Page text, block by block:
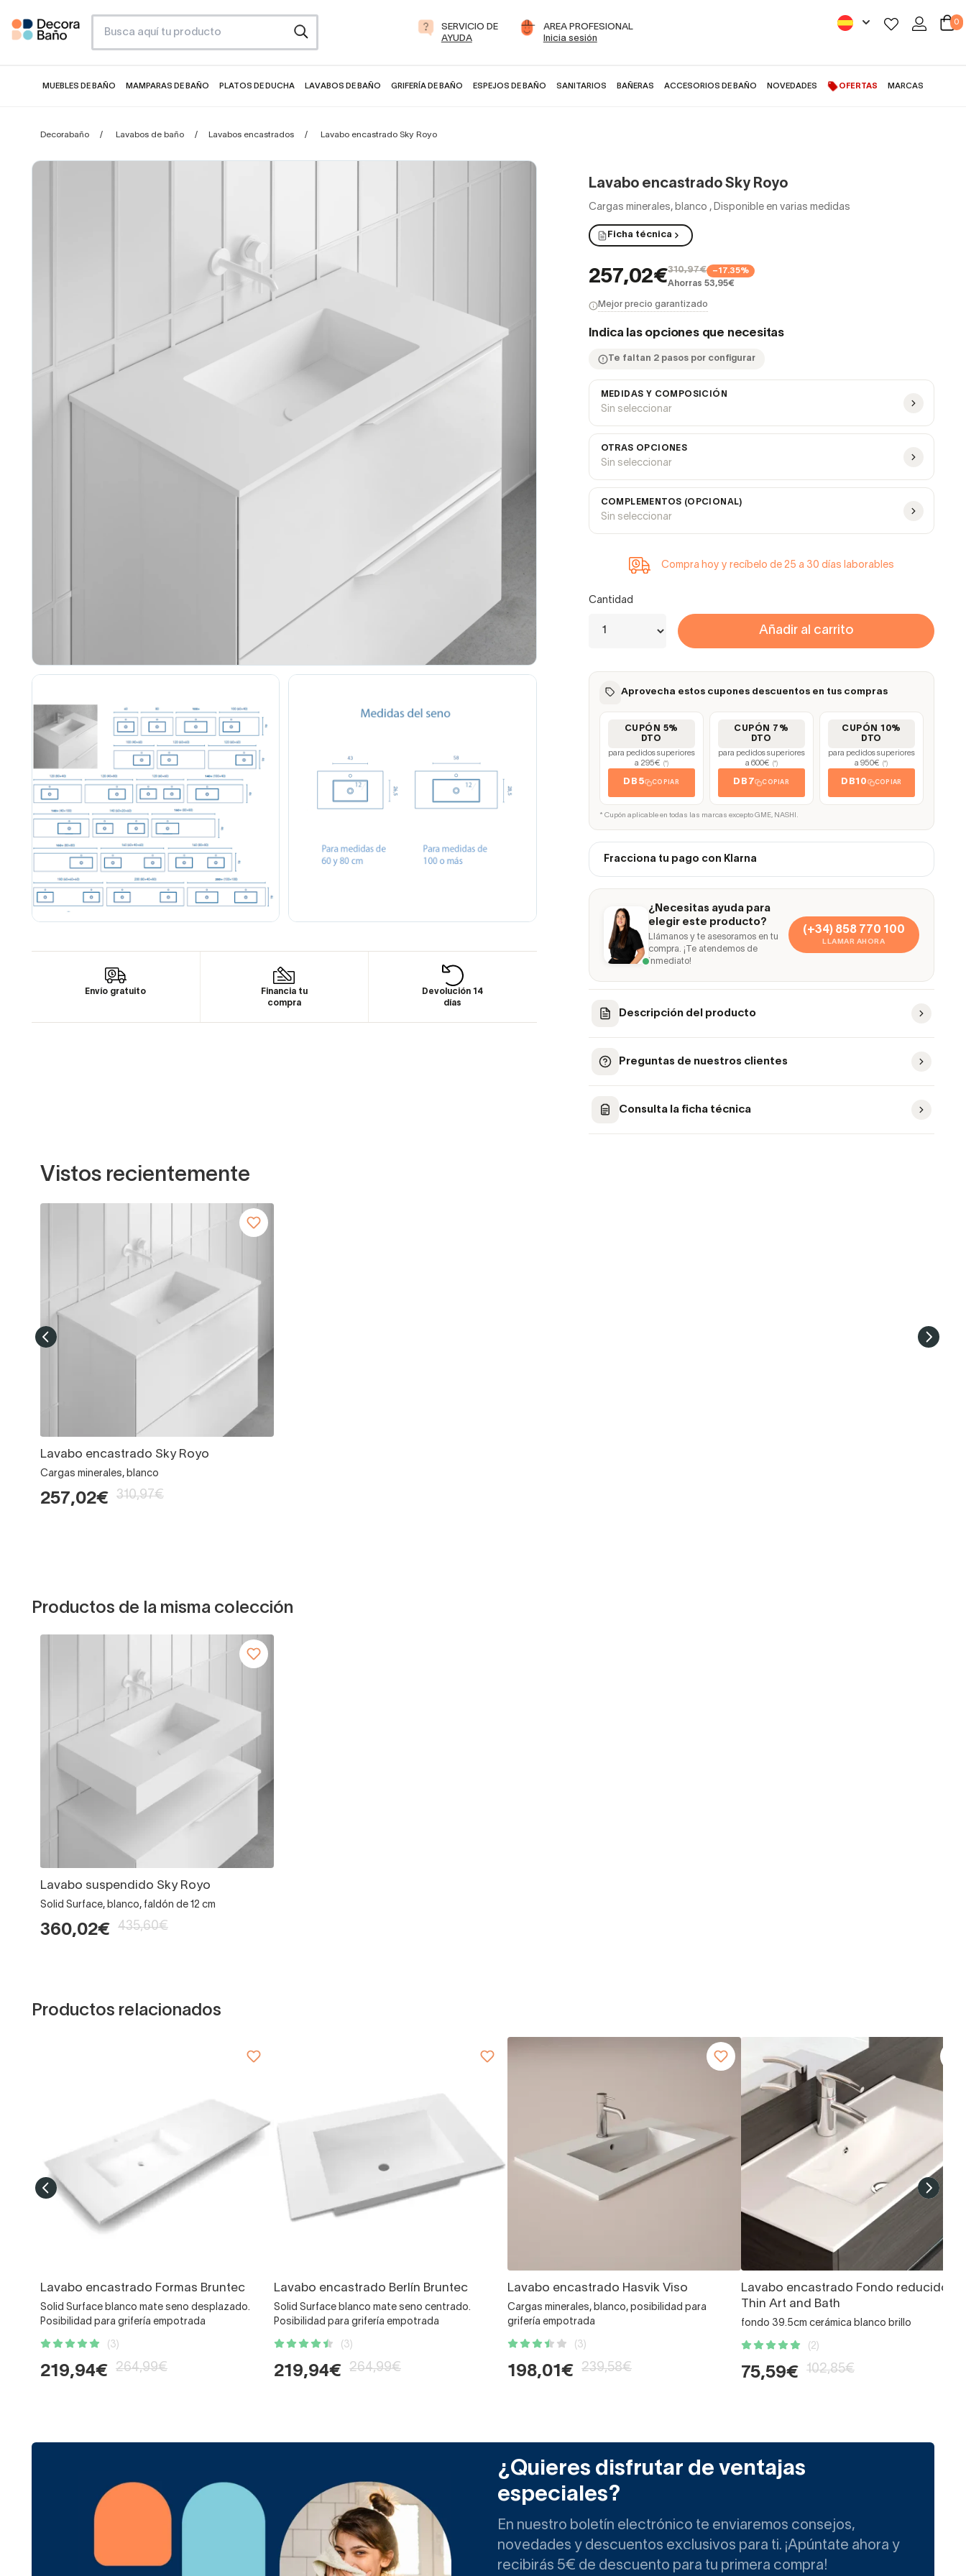
SERVICIO DE
AYUDA
AREA PROFESIONAL
Inicia sesión
0
MUEBLES DE BAÑO MAMPARAS DE BAÑO PLATOS DE DUCHA LAVABOS DE BAÑO GRIFERÍA DE BAÑO ESPEJOS DE BAÑO SANITARIOS BAÑERAS ACCESORIOS DE BAÑO NOVEDADES OFERTAS MARCAS
Decorabaño Lavabos de baño Lavabos encastrados Lavabo encastrado Sky Royo
Envío gratuito
Financia tu
compra
Devolución 14
días
Lavabo encastrado Sky Royo
Cargas minerales, blanco , Disponible en varias medidas
Ficha técnica
257,02€310,97€ −17.35%
Ahorras 53,95€
Mejor precio garantizado
Indica las opciones que necesitas
Te faltan 2 pasos por configurar
MEDIDAS Y COMPOSICIÓN
Sin seleccionar
OTRAS OPCIONES
Sin seleccionar
COMPLEMENTOS (OPCIONAL)
Sin seleccionar
Compra hoy y recíbelo de 25 a 30 días laborables
Cantidad
Añadir al carrito
Aprovecha estos cupones descuentos en tus compras
CUPÓN 5%
DTO
para pedidos superiores
a 295€
(*)
DB5 COPIAR
CUPÓN 7%
DTO
para pedidos superiores
a 600€
(*)
DB7 COPIAR
CUPÓN 10%
DTO
para pedidos superiores
a 950€
(*)
DB10 COPIAR
* Cupón aplicable en todas las marcas excepto GME, NASHI.
Fracciona tu pago con Klarna
¿Necesitas ayuda para
elegir este producto?
Llámanos y te asesoramos en tu
compra. ¡Te atendemos de
inmediato!
(+34) 858 770 100
LLAMAR AHORA
Descripción del producto
Preguntas de nuestros clientes
Consulta la ficha técnica
Vistos recientemente
Lavabo encastrado Sky Royo
Cargas minerales, blanco
257,02€ 310,97€
Productos de la misma colección
Lavabo suspendido Sky Royo
Solid Surface, blanco, faldón de 12 cm
360,02€ 435,60€
Productos relacionados
Lavabo encastrado Formas Bruntec
Solid Surface blanco mate seno desplazado.
Posibilidad para grifería empotrada
(3)
219,94€ 264,99€
Lavabo encastrado Berlín Bruntec
Solid Surface blanco mate seno centrado.
Posibilidad para grifería empotrada
(3)
219,94€ 264,99€
Lavabo encastrado Hasvik Viso
Cargas minerales, blanco, posibilidad para
grifería empotrada
(3)
198,01€ 239,58€
Lavabo encastrado Fondo reducido
Thin Art and Bath
fondo 39.5cm cerámica blanco brillo
(2)
75,59€ 102,85€
¿Quieres disfrutar de ventajas
especiales?
En nuestro boletín electrónico te enviaremos consejos,
novedades y descuentos exclusivos para ti. ¡Apúntate ahora y
recibirás 5€ de descuento para tu primera compra!